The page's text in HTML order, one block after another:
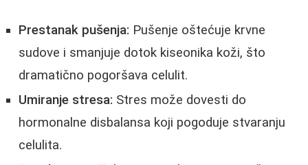
Prestanak pušenja: Pušenje oštećuje krvne
sudove i smanjuje dotok kiseonika koži, što
dramatično pogoršava celulit.
Umiranje stresa: Stres može dovesti do
hormonalne disbalansa koji pogoduje stvaranju
celulita.